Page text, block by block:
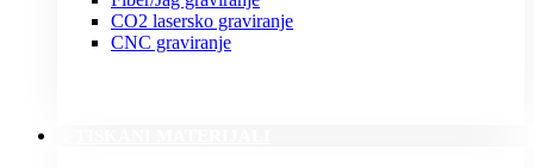
CO2 lasersko graviranje
CNC graviranje